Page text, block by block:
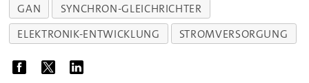
GAN
SYNCHRON-GLEICHRICHTER
ELEKTRONIK-ENTWICKLUNG
STROMVERSORGUNG